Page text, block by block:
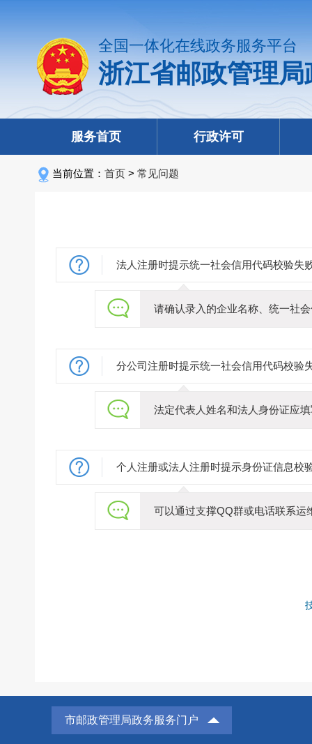
全国一体化在线政务服务平台
浙江省邮政管理
服务首页 行政许可
当前位置： 首页 > 常见问题
法人注册时提示统一社会信用代码校验失
请确认录入的企业名称、统一社
分公司注册时提示统一社会信用代码校验
法定代表人姓名和法人身份证应
个人注册或法人注册时提示身份证信息校
可以通过支撑QQ群或电话联系运
市邮政管理局政务服务门户